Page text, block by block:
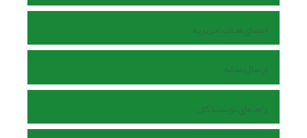
اعضای هیات تحریریه
ارسال مقاله
راهنمای نویسندگان